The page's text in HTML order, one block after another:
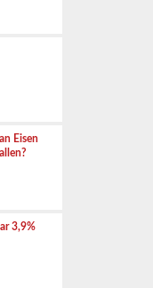
Eisen
3,9%